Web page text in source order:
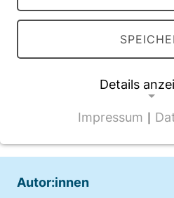
Vollversion des
DOI:10.1177/
2019
Autor:innen
Details
NOTWENDIGE
Name:
Impressum